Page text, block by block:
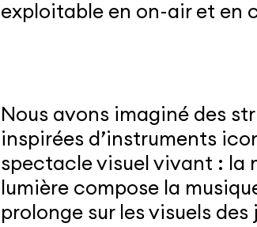
exploitable en on-air et en
Nous avons imaginé des
inspirées d’instruments
spectacle visuel vivant : la
lumière compose la
prolonge sur les visuels